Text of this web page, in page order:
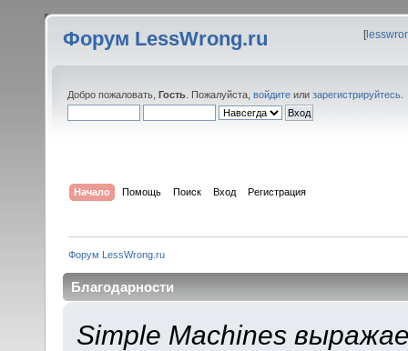
Форум LessWrong.ru [
Добро пожаловать, Гость . Пожалуйста, войдите или зарегистрируйтесь
Начало Помощь Поиск Вход Регистрация
Форум LessWrong.ru
Благодарности
Simple Machines